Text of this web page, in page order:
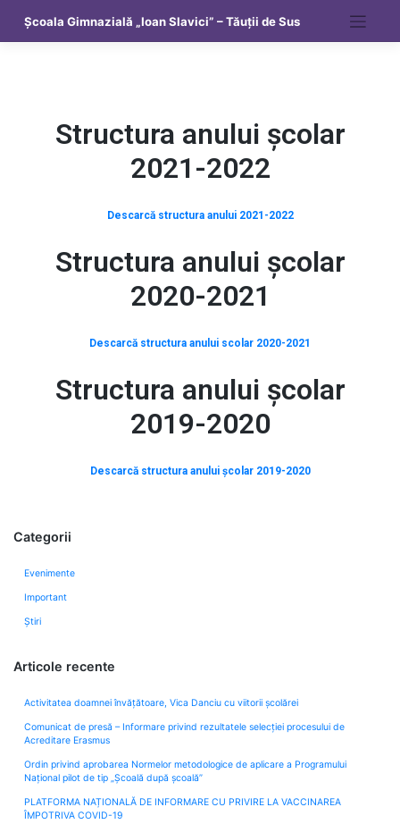
Școala Gimnazială „Ioan Slavici” – Tăuții de Sus
Structura anului școlar
2021-2022
Descarcă structura anului 2021-2022
Structura anului școlar
2020-2021
Descarcă structura anului scolar 2020-2021
Structura anului școlar
2019-2020
Descarcă structura anului școlar 2019-2020
Categorii
Evenimente
Important
Știri
Articole recente
Activitatea doamnei învățătoare, Vica Danciu cu viitorii școlărei
Comunicat de presă – Informare privind rezultatele selecției procesului de
Acreditare Erasmus
Ordin privind aprobarea Normelor metodologice de aplicare a Programului
Naţional pilot de tip „Şcoală după şcoală”
PLATFORMA NAȚIONALĂ DE INFORMARE CU PRIVIRE LA VACCINAREA
ÎMPOTRIVA COVID-19